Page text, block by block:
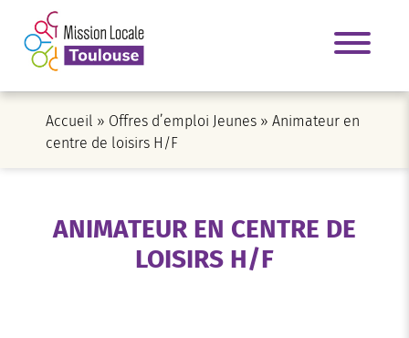
Accueil » Offres d’emploi Jeunes » Animateur en
centre de loisirs H/F
ANIMATEUR EN CENTRE DE
LOISIRS H/F